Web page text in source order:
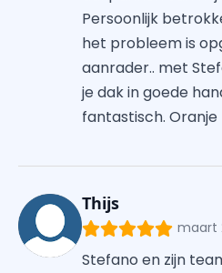
Persoonlijk
het probleem is
aanrader.. met
je dak in goede
fantastisch.
Thijs
maart
Stefano en zijn